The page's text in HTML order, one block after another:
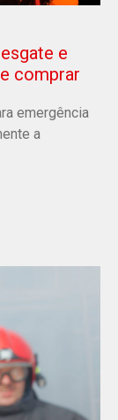
e
comprar
emergência
a